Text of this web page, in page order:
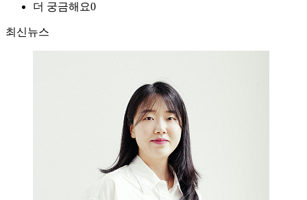
더 궁금해요0
최신뉴스